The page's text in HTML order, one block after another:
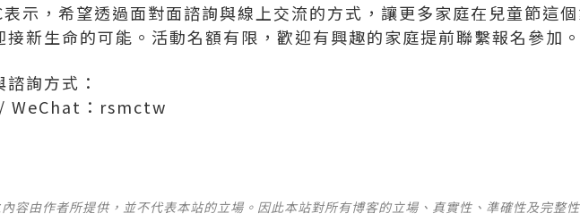
表示，希望透過面對面諮詢與線上交流的方式，讓更多家庭在兒童節這個
接新生命的可能。活動名額有限，歡迎有興趣的家庭提前聯繫報名參加。
諮詢方式：
WeChat：rsmctw
容由作者所提供，並不代表本站的立場。因此本站對所有博客的立場、真實性、準確性及完整